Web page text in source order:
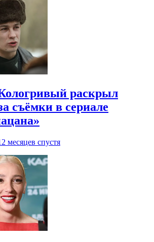
раскрыл
съёмки в сериале
месяцев спустя